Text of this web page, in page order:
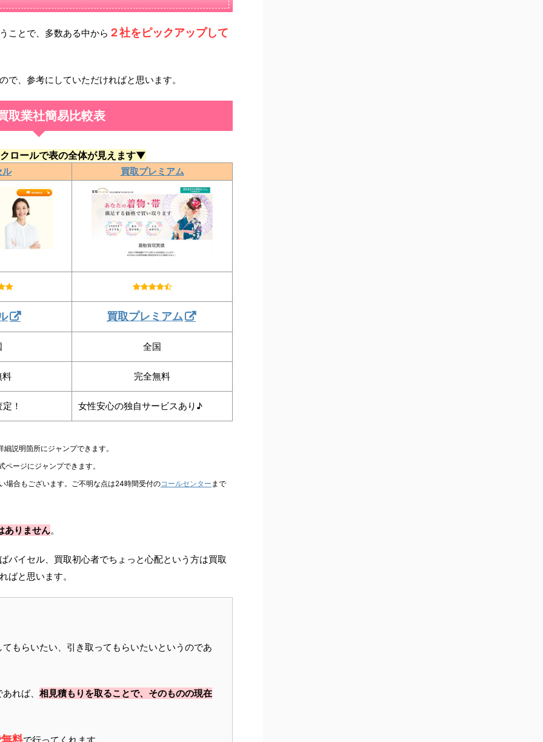
ことで、多数ある中から ２社をピックアップして
、参考にしていただければと思います。
取業社簡易比較表
ロールで表の全体が見えます▼
ル 買取プレミアム
買取プレミアム
全国
料 完全無料
！ 女性安心の独自サービスあり♪
説明箇所にジャンプできます。
ージにジャンプできます。
合もございます。ご不明な点は24時間受付のコールセンター まで
ありません。
バイセル、買取初心者でちょっと心配という方は買取
ばと思います。
もらいたい、引き取ってもらいたいというのであ
れば、 相見積もりを取ることで、そのものの現在
料